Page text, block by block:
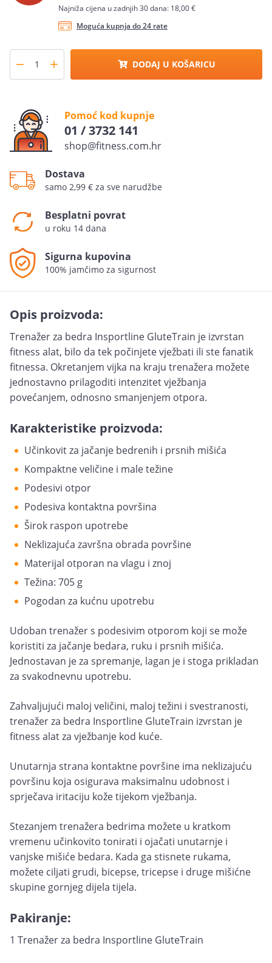
Najniža cijena u zadnjih 30 dana: 18,00 €
Moguća kupnja do 24 rate
DODAJ U KOŠARICU
Pomoć kod kupnje
01 / 3732 141
shop@fitness.com.hr
Dostava
samo 2,99 € za sve narudžbe
Besplatni povrat
u roku 14 dana
Sigurna kupovina
100% jamčimo za sigurnost
Opis proizvoda:
Trenažer za bedra Insportline GluteTrain je izvrstan
fitness alat, bilo da tek počinjete vježbati ili ste fanatik
fitnessa. Okretanjem vijka na kraju trenažera možete
jednostavno prilagoditi intenzitet vježbanja
povećanjem, odnosno smanjenjem otpora.
Karakteristike proizvoda:
Učinkovit za jačanje bedrenih i prsnih mišića
Kompaktne veličine i male težine
Podesivi otpor
Podesiva kontaktna površina
Širok raspon upotrebe
Neklizajuća završna obrada površine
Materijal otporan na vlagu i znoj
Težina: 705 g
Pogodan za kućnu upotrebu
Udoban trenažer s podesivim otporom koji se može
koristiti za jačanje bedara, ruku i prsnih mišića.
Jednostavan je za spremanje, lagan je i stoga prikladan
za svakodnevnu upotrebu.
Zahvaljujući maloj veličini, maloj težini i svestranosti,
trenažer za bedra Insportline GluteTrain izvrstan je
fitness alat za vježbanje kod kuće.
Unutarnja strana kontaktne površine ima neklizajuću
površinu koja osigurava maksimalnu udobnost i
sprječava iritaciju kože tijekom vježbanja.
Stezanjem trenažera bedrima možete u kratkom
vremenu učinkovito tonirati i ojačati unutarnje i
vanjske mišiće bedara. Kada ga stisnete rukama,
možete ciljati grudi, bicepse, tricepse i druge mišićne
skupine gornjeg dijela tijela.
Pakiranje:
1 Trenažer za bedra Insportline GluteTrain